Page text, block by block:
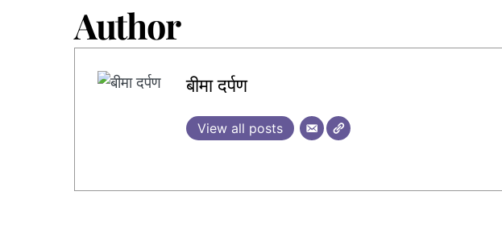
Author
बीमा दर्पण
View all posts